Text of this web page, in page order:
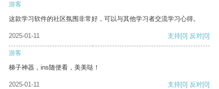
游客
这款学习软件的社区氛围非常好，可以与其他学习者交流学习心得。
2025-01-11 支持[0] 反对[0]
游客
梯子神器，ins随便看，美美哒！
2025-01-11 支持[0] 反对[0]